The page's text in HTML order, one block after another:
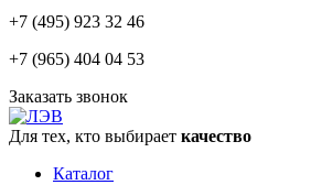
+7 (495) 923 32 46
+7 (965) 404 04 53
Заказать звонок
Для тех, кто выбирает качество
Каталог